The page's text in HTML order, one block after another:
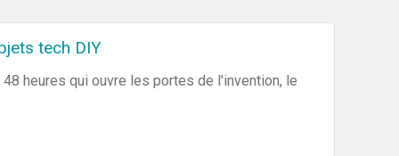
tech DIY
heures qui ouvre les portes de l'invention, le